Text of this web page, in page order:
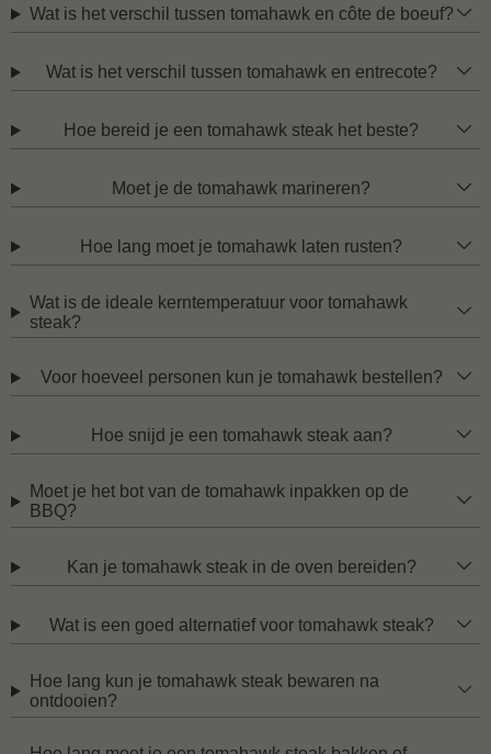
Wat is het verschil tussen tomahawk en côte de boeuf?
Wat is het verschil tussen tomahawk en entrecote?
Hoe bereid je een tomahawk steak het beste?
Moet je de tomahawk marineren?
Hoe lang moet je tomahawk laten rusten?
Wat is de ideale kerntemperatuur voor tomahawk
steak?
Voor hoeveel personen kun je tomahawk bestellen?
Hoe snijd je een tomahawk steak aan?
Moet je het bot van de tomahawk inpakken op de
BBQ?
Kan je tomahawk steak in de oven bereiden?
Wat is een goed alternatief voor tomahawk steak?
Hoe lang kun je tomahawk steak bewaren na
ontdooien?